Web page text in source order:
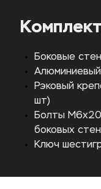
Боковые
Рэковый
шт)
Болты
боковых
Ключ